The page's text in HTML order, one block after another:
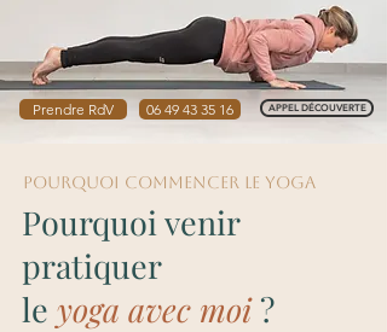
Prendre RdV 06 49 43 35 16 APPEL DÉCOUVERTE
Pourquoi commencer le yoga
Pourquoi venir
pratiquer
le yoga avec moi?